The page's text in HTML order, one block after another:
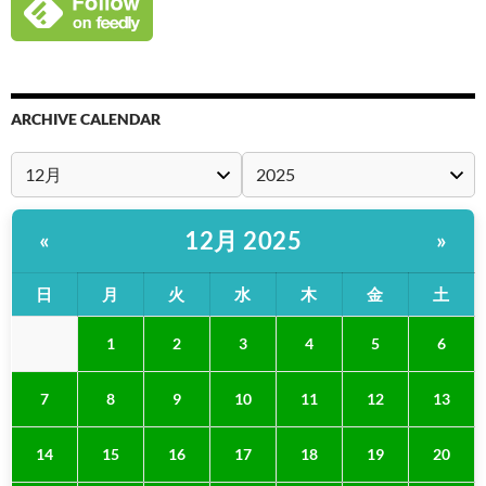
ARCHIVE CALENDAR
« 12月 2025 »
日 月 火 水 木 金 土
1 2 3 4 5 6
7 8 9 10 11 12 13
14 15 16 17 18 19 20